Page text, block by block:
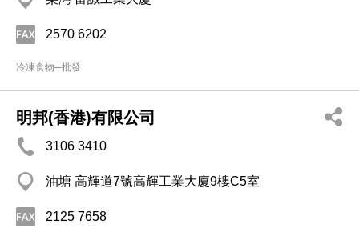
2570 6202
冷凍食物─批發
明邦(香港)有限公司
3106 3410
油塘 高輝道7號高輝工業大廈9樓C5室
2125 7658